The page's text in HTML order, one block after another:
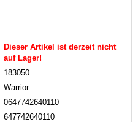
Dieser Artikel ist derzeit nicht
auf Lager!
183050
Warrior
0647742640110
647742640110